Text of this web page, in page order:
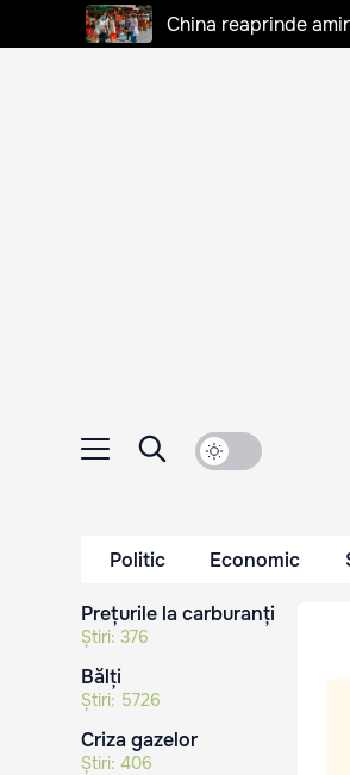
China reaprinde
Politic Economic
Prețurile la carburanți
Știri: 376
Bălți
Știri: 5726
Criza gazelor
Știri: 406